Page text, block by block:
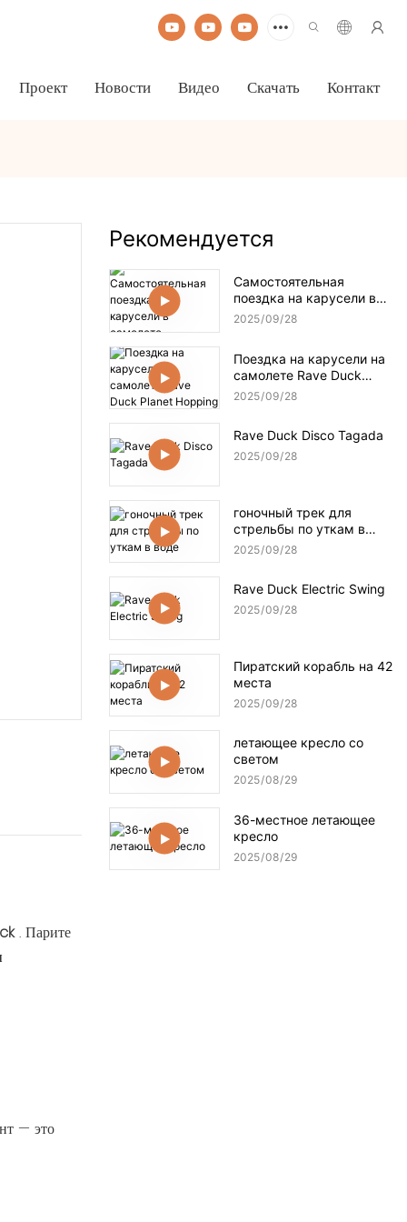
Проект Новости Видео Скачать Контакт
. Парите
— это
Рекомендуется
Самостоятельная
поездка на карусели в
самолете
2025 09 28
Поездка на карусели на
самолете Rave Duck
Planet Hopping
2025 09 28
Rave Duck Disco Tagada
2025 09 28
гоночный трек для
стрельбы по уткам в
воде
2025 09 28
Rave Duck Electric Swing
2025 09 28
Пиратский корабль на 42
места
2025 09 28
летающее кресло со
светом
2025 08 29
36-местное летающее
кресло
2025 08 29